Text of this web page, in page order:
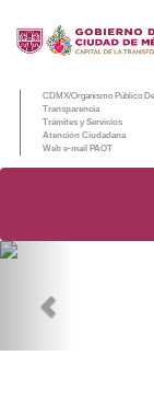
CDMX/Organismo Público
Transparencia
Trámites y Servicios
Atención Ciudadana
Web e-mail PAOT